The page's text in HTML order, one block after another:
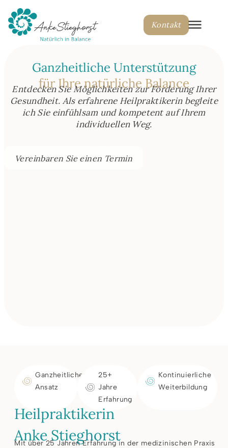
Kontakt
Ganzheitliche Unterstützung
für Ihre natürliche Balance
Entdecken Sie Möglichkeiten zur Förderung Ihrer
Gesundheit. Als erfahrene Heilpraktikerin begleite
ich Sie einfühlsam und kompetent auf Ihrem
individuellen Weg.
Vereinbaren Sie einen Termin
Ganzheitlicher
Ansatz
25+
Jahre
Erfahrung
Kontinuierliche
Weiterbildung
Heilpraktikerin
Anke Stieghorst
Mit über 25 Jahren Erfahrung in der medizinischen Praxis